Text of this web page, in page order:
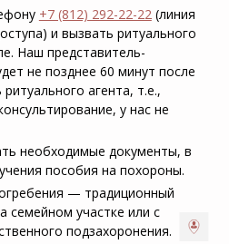
+7 (812) 292-22-22(линия
и вызвать ритуального
Наш представитель-
не позднее 60 минут после
агента, т.е.,
у нас не
необходимые документы, в
пособия на похороны.
— традиционный
семейном участке или с
подзахоронения.